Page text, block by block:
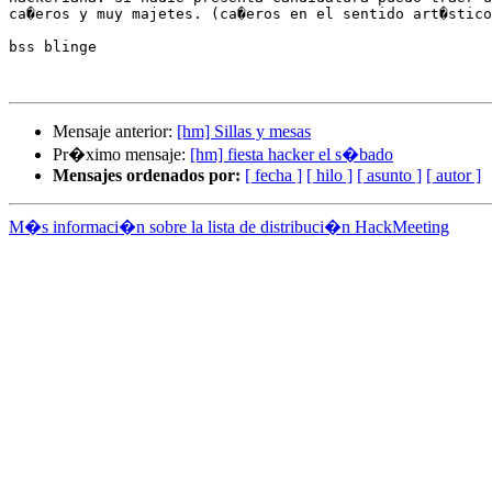
ca�eros y muy majetes. (ca�eros en el sentido
bss blinge
Mensaje anterior: [hm] Sillas y mesas
Pr�ximo mensaje: [hm] fiesta hacker el s�bado
Mensajes ordenados por: [ fecha ] [ hilo ] [ asunto ] [ autor ]
M�s informaci�n sobre la lista de distribuci�n HackMeeting